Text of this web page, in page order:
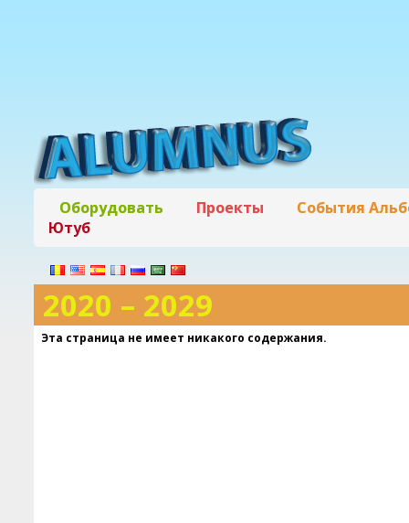
Оборудовать Проекты
События
Ютуб
2020 – 2029
Эта страница не имеет никакого содержания.